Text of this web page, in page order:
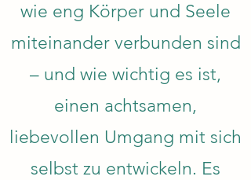
wie eng Körper und Seele
miteinander verbunden sind
– und wie wichtig es ist,
einen achtsamen,
liebevollen Umgang mit sich
selbst zu entwickeln. Es